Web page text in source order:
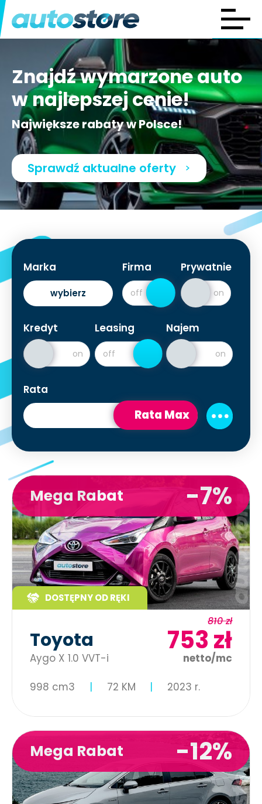
Znajdź wymarzone auto
w najlepszej cenie!
Największe rabaty w Polsce!
Sprawdź aktualne oferty
Marka
wybierz
Firma Prywatnie
Kredyt Leasing Najem
Rata
Rata Max
Mega Rabat -7%
DOSTĘPNY OD RĘKI
Toyota
Aygo X 1.0 VVT-i
810 zł
753 zł
netto/mc
998 cm3 72 KM 2023 r.
Mega Rabat -12%